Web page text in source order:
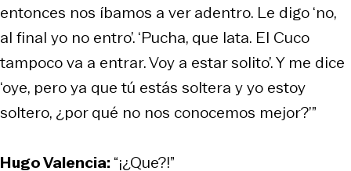
entonces nos íbamos a ver adentro. Le digo ‘no,
al final yo no entro’. ‘Pucha, que lata. El Cuco
tampoco va a entrar. Voy a estar solito’. Y me dice
‘oye, pero ya que tú estás soltera y yo estoy
soltero, ¿por qué no nos conocemos mejor?’”
Hugo Valencia:“¡¿Que?!”